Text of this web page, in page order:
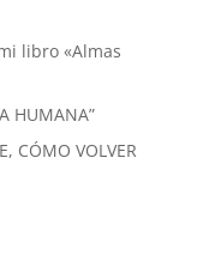
libro «Almas
HUMANA”
CÓMO VOLVER